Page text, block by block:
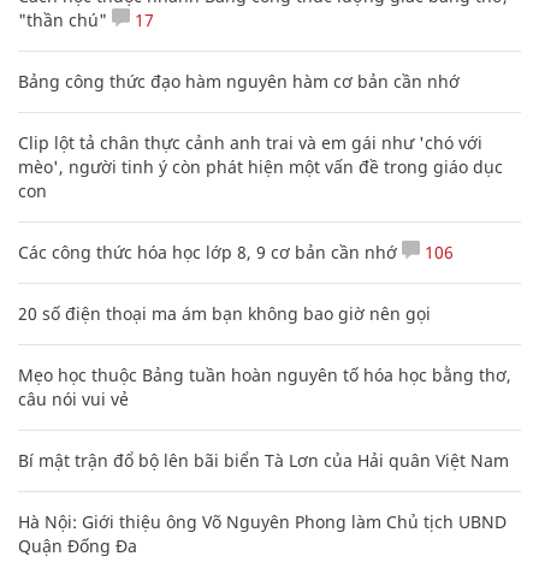
"thần chú"
17
Bảng công thức đạo hàm nguyên hàm cơ bản cần nhớ
Clip lột tả chân thực cảnh anh trai và em gái như 'chó với
mèo', người tinh ý còn phát hiện một vấn đề trong giáo dục
con
Các công thức hóa học lớp 8, 9 cơ bản cần nhớ 106
20 số điện thoại ma ám bạn không bao giờ nên gọi
Mẹo học thuộc Bảng tuần hoàn nguyên tố hóa học bằng thơ,
câu nói vui vẻ
Bí mật trận đổ bộ lên bãi biển Tà Lơn của Hải quân Việt Nam
Hà Nội: Giới thiệu ông Võ Nguyên Phong làm Chủ tịch UBND
Quận Đống Đa